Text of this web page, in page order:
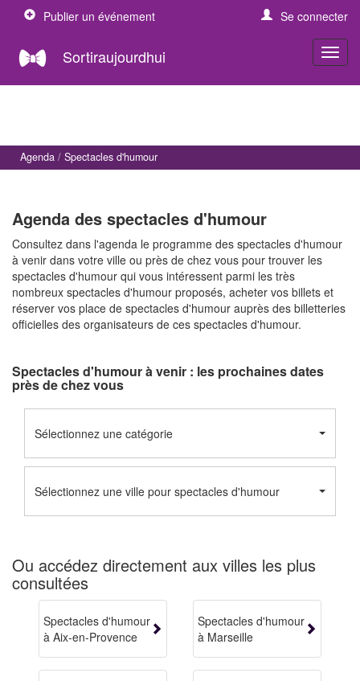
Publier un événement Se connecter
Sortiraujourdhui
Agenda Spectacles d'humour
Agenda des spectacles d'humour
Consultez dans l'agenda le programme des spectacles d'humour
à venir dans votre ville ou près de chez vous pour trouver les
spectacles d'humour qui vous intéressent parmi les très
nombreux spectacles d'humour proposés, acheter vos billets et
réserver vos place de spectacles d'humour auprès des billetteries
officielles des organisateurs de ces spectacles d'humour.
Spectacles d'humour à venir : les prochaines dates
près de chez vous
Sélectionnez une catégorie
Sélectionnez une ville pour spectacles d'humour
Ou accédez directement aux villes les plus
consultées
Spectacles d'humour
à Aix-en-Provence
Spectacles d'humour
à Marseille